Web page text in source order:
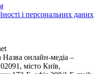
і персональних даних
Назва онлайн-медіа –
місто Київ,